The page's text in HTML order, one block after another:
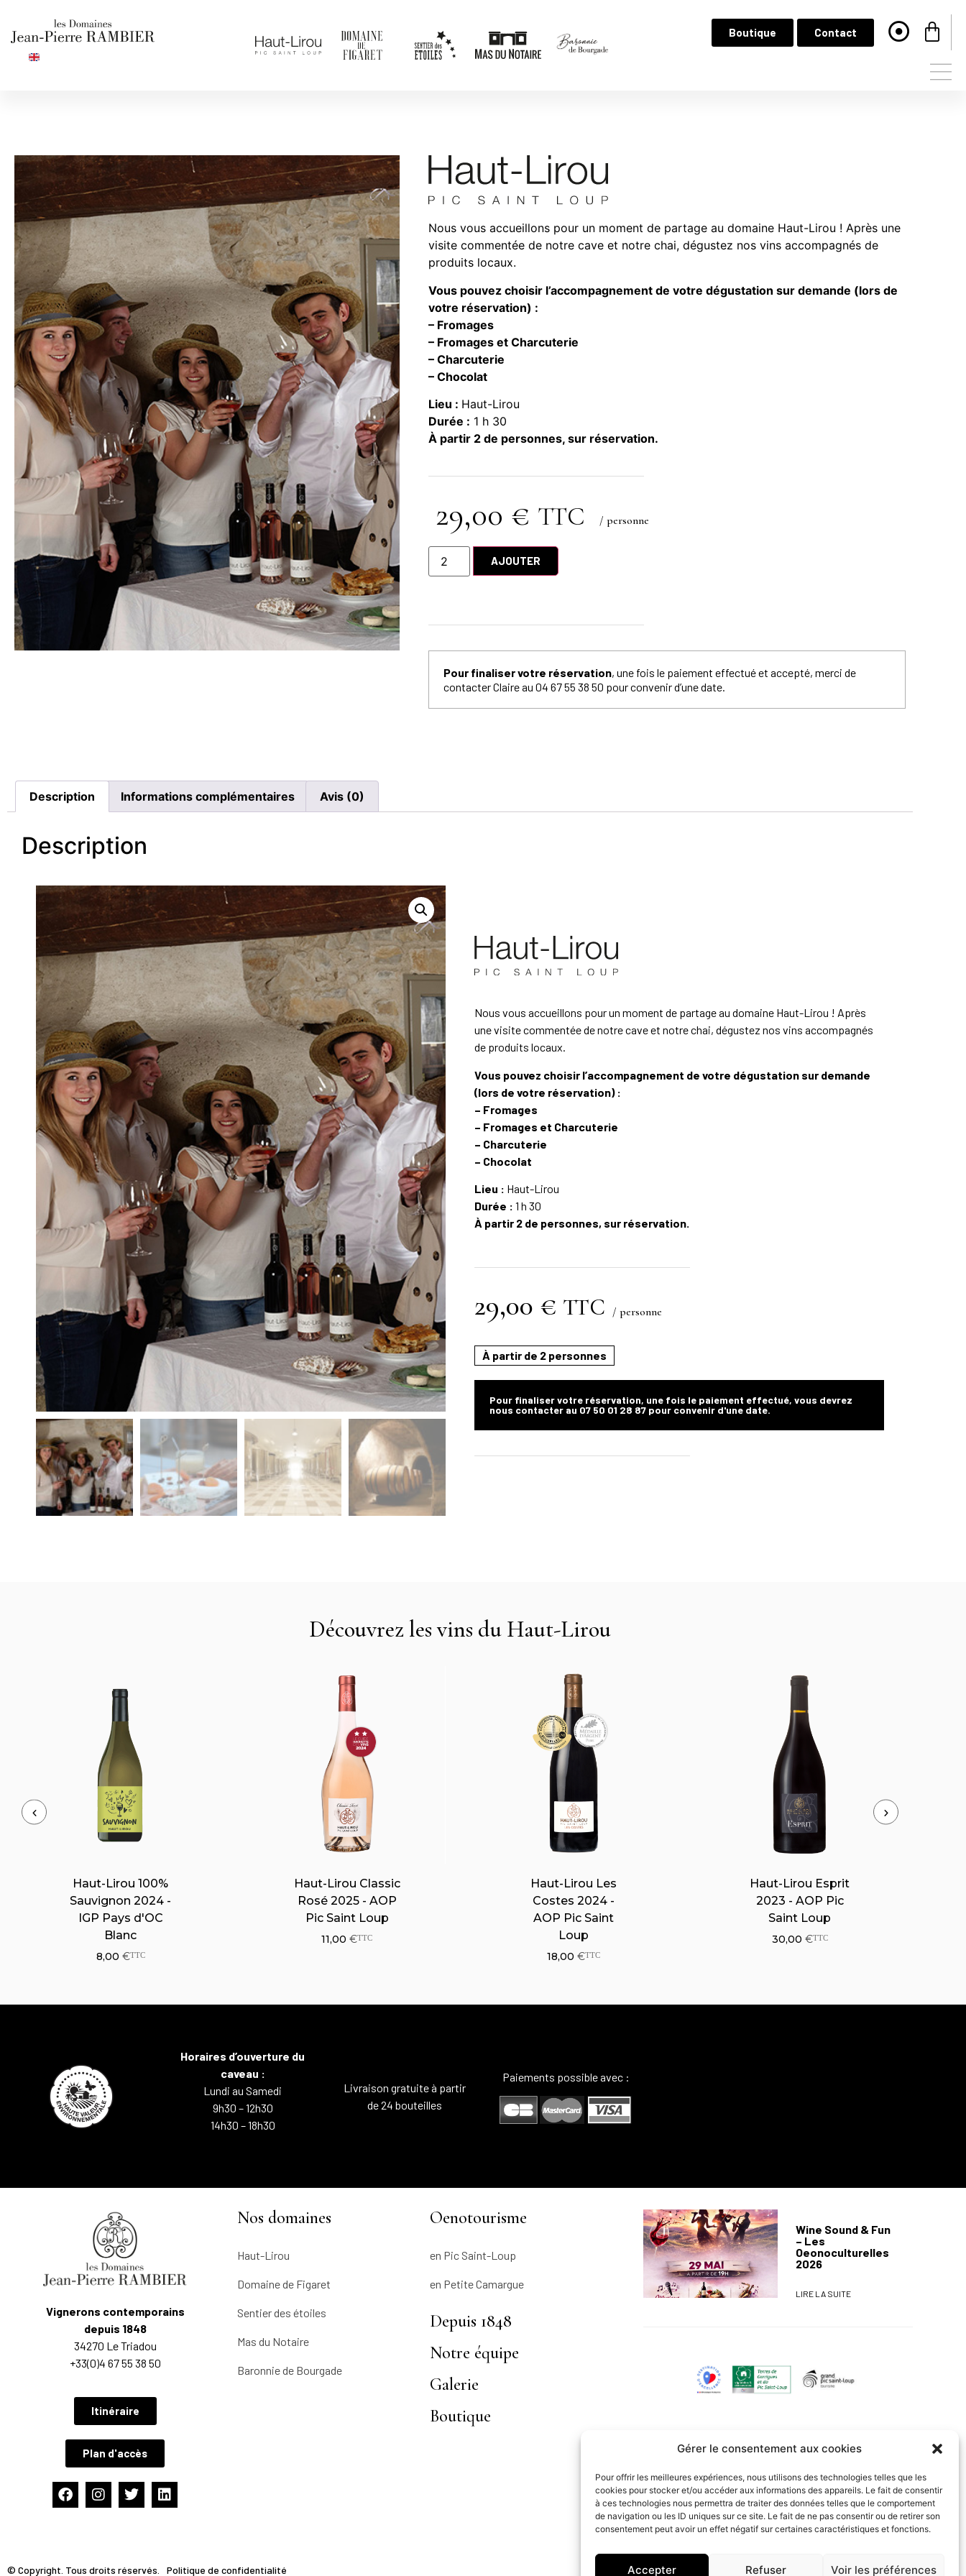
Gérer le consentement aux cookies
Pour offrir les meilleures expériences, nous utilisons des technologies telles que les
cookies pour stocker et/ou accéder aux informations des appareils. Le fait de consentir
à ces technologies nous permettra de traiter des données telles que le comportement
de navigation ou les ID uniques sur ce site. Le fait de ne pas consentir ou de retirer son
consentement peut avoir un effet négatif sur certaines caractéristiques et fonctions.
Accepter Refuser Voir les préférences
Boutique Contact
Nous vous accueillons pour un moment de partage au domaine Haut-Lirou ! Après une
visite commentée de notre cave et notre chai, dégustez nos vins accompagnés de
produits locaux.
Vous pouvez choisir l’accompagnement de votre dégustation sur demande (lors de
votre réservation) :
– Fromages
– Fromages et Charcuterie
– Charcuterie
– Chocolat
Lieu : Haut-Lirou
Durée : 1 h 30
À partir 2 de personnes, sur réservation.
29,00 € TTC / personne
AJOUTER
Pour finaliser votre réservation, une fois le paiement effectué et accepté, merci de
contacter Claire au 04 67 55 38 50 pour convenir d’une date.
Description Informations complémentaires Avis (0)
Description
Nous vous accueillons pour un moment de partage au domaine Haut-Lirou ! Après
une visite commentée de notre cave et notre chai, dégustez nos vins accompagnés
de produits locaux.
Vous pouvez choisir l’accompagnement de votre dégustation sur demande
(lors de votre réservation) :
– Fromages
– Fromages et Charcuterie
– Charcuterie
– Chocolat
Lieu : Haut-Lirou
Durée : 1 h 30
À partir 2 de personnes, sur réservation.
29,00 € TTC / personne
À partir de 2 personnes
Pour finaliser votre réservation, une fois le paiement effectué, vous devrez
nous contacter au 07 50 01 28 87 pour convenir d'une date.
Découvrez les vins du Haut-Lirou
Haut-Lirou Les
Costes 2024 -
AOP Pic Saint
Loup
18,00€TTC
Haut-Lirou Esprit
2023 - AOP Pic
Saint Loup
30,00€TTC
Cuvée Jules 2023 -
AOP Pic Saint
Loup
40,00€
Cuvée Constance
2025 - IGP St
Guilhem Val de
Montferrand
Horaires d’ouverture du
caveau :
Lundi au Samedi
9h30 – 12h30
14h30 – 18h30
Livraison gratuite à partir
de 24 bouteilles
Paiements possible avec :
Vignerons contemporains
depuis 1848
34270 Le Triadou
+33(0)4 67 55 38 50
Itinéraire
Plan d'accès
Nos domaines
Haut-Lirou
Domaine de Figaret
Sentier des étoiles
Mas du Notaire
Baronnie de Bourgade
Oenotourisme
en Pic Saint-Loup
en Petite Camargue
Depuis 1848
Notre équipe
Galerie
Boutique
Wine Sound & Fun
– Les
Oeonoculturelles
2026
LIRE LA SUITE
© Copyright. Tous droits réservés. Politique de confidentialité Site réalisé par Dixit l'agence